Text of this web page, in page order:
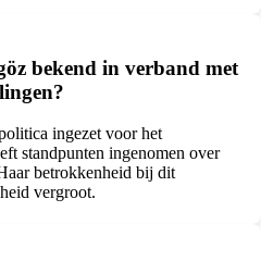
bekend in verband met
ingezet voor het
standpunten ingenomen over
betrokkenheid bij dit
vergroot.